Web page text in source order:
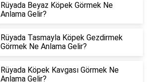
Rüyada Beyaz Köpek Görmek Ne
Anlama Gelir?
Rüyada Tasmayla Köpek Gezdirmek
Görmek Ne Anlama Gelir?
Rüyada Köpek Kavgası Görmek Ne
Anlama Gelir?